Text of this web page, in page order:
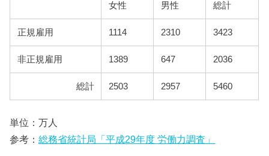
女性 男性 総計
正規雇用 1114 2310 3423
非正規雇用 1389 647 2036
総計 2503 2957 5460
単位：万人
参考：総務省統計局「平成29年度 労働力調査」